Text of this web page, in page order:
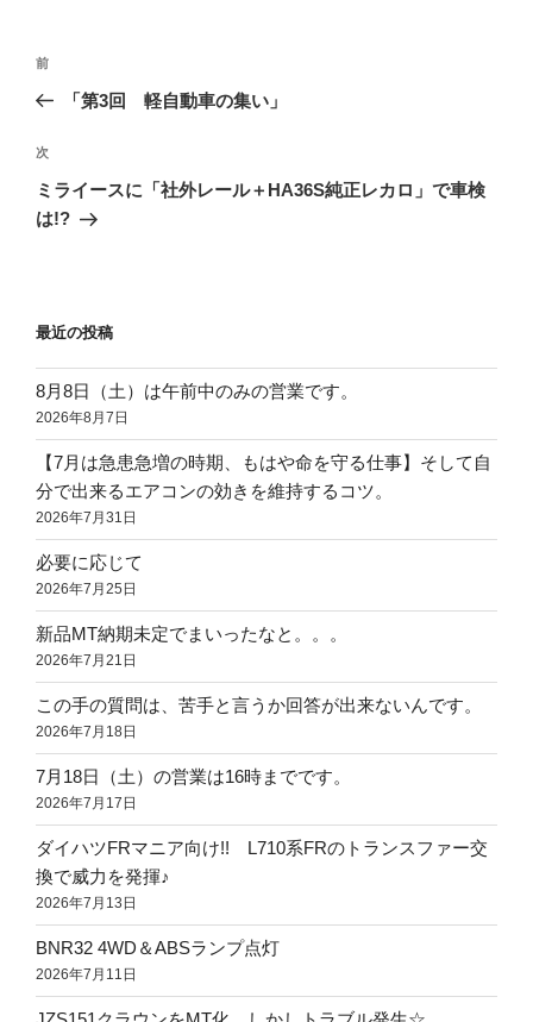
投
ナ
ビ
ゲ
ー
前
の
稿
前
「第3回 軽自動車の集い」
次
の
投
次
ミライースに「社外レール＋HA36S純正レカロ」で車検
は!?
最近の投稿
8月8日（土）は午前中のみの営業です。
2026年8月7日
【7月は急患急増の時期、もはや命を守る仕事】そして自
分で出来るエアコンの効きを維持するコツ。
2026年7月31日
必要に応じて
2026年7月25日
新品MT納期未定でまいったなと。。。
2026年7月21日
この手の質問は、苦手と言うか回答が出来ないんです。
2026年7月18日
7月18日（土）の営業は16時までです。
2026年7月17日
ダイハツFRマニア向け!! L710系FRのトランスファー交
換で威力を発揮♪
2026年7月13日
BNR32 4WD＆ABSランプ点灯
2026年7月11日